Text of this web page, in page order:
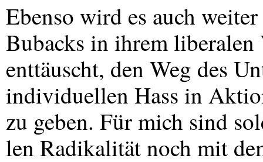
Ebenso wird es auch
Bubacks in ihrem liberalen
enttäuscht, den Weg des
individuellen Hass in
zu geben. Für mich sind
len Radikalität noch mit